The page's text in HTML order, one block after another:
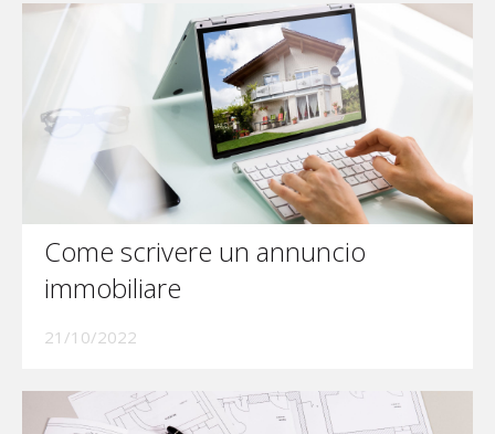
Come scrivere un annuncio
immobiliare
21/10/2022